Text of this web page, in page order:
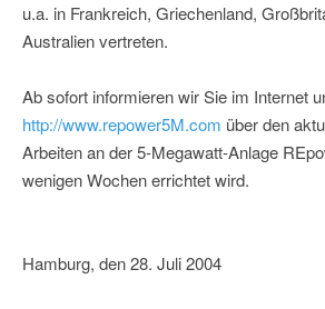
u.a. in Frankreich, Griechenland,
Australien vertreten.
Ab sofort informieren wir Sie im Internet
http://www.repower5M.com über den
Arbeiten an der 5-Megawatt-Anlage
wenigen Wochen errichtet wird.
Hamburg, den 28. Juli 2004